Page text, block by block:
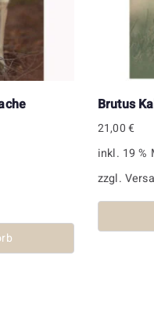
Brutus
21,00€
inkl. 19 %
zzgl.